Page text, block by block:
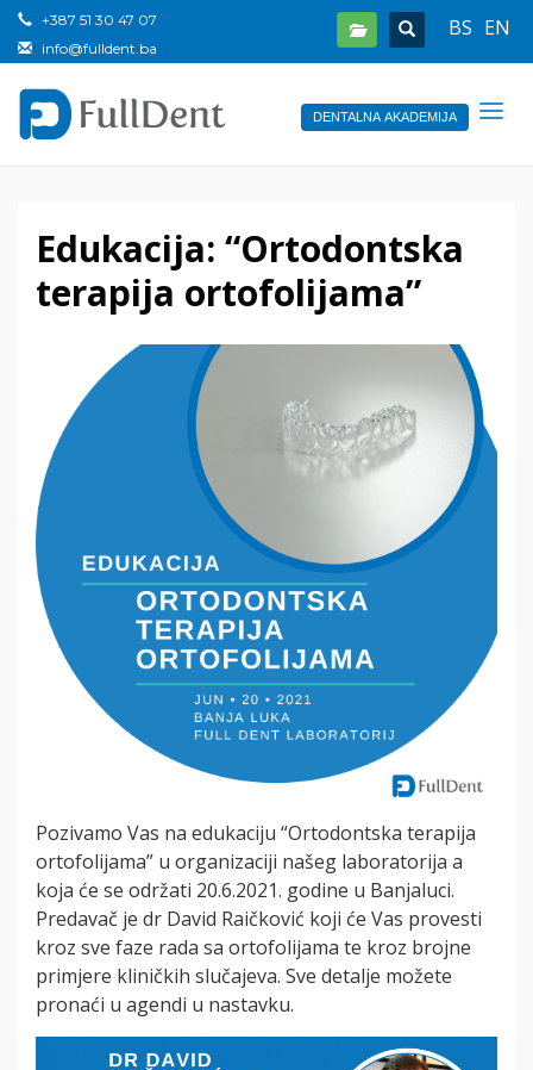
BS EN
+387 51 30 47 07
info@fulldent.ba
DENTALNA AKADEMIJA
Edukacija: “Ortodontska
terapija ortofolijama”
Pozivamo Vas na edukaciju “Ortodontska terapija
ortofolijama” u organizaciji našeg laboratorija a
koja će se održati 20.6.2021. godine u Banjaluci.
Predavač je dr David Raičković koji će Vas provesti
kroz sve faze rada sa ortofolijama te kroz brojne
primjere kliničkih slučajeva. Sve detalje možete
pronaći u agendi u nastavku.